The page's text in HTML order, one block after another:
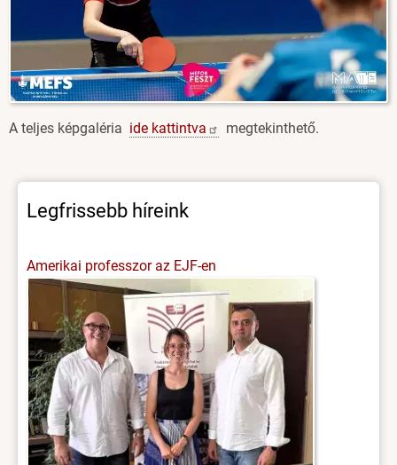
A teljes képgaléria ide kattintva megtekinthető.
Legfrissebb híreink
Amerikai professzor az EJF-en